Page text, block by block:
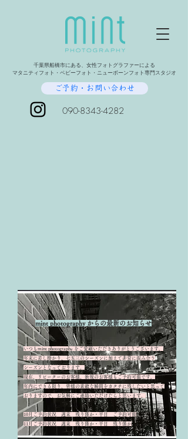
千葉県船橋市にある、女性フォトグラファーによる
マタニティフォト・ベビーフォト・ニューボーンフォト専門スタジオ
ご予約・お問い合わせ
090-8343-4282
mint photography からの最新のお知らせ
いつもmint photography をご愛顧いただきありがとうございます。
​年末に差し掛かり、七五三のシーズンに加えて非常に混み合う
シーズンとなっております。
​現在、リピーターのお客様、新規のお客様もご予約可能です。
年内にできる限り、皆様の素敵な瞬間をカタチに残したいと思って
​おりますので、お気軽にご連絡いただけたらと思います。
10月ご予約状況 週末 残り僅か・平日 ご予約可能
11月ご予約状況 週末 残り僅か・平日 残り僅か